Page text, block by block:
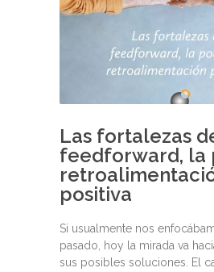
Las fortalezas
feedforward, la
positiva
Si usualmente nos
pasado, hoy la mirada va
sus posibles soluciones. El